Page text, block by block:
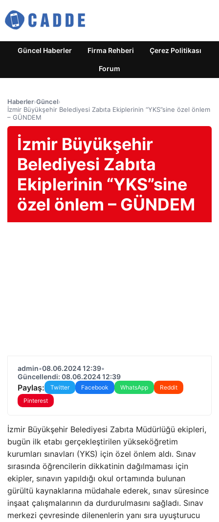
Güncel Haberler Firma Rehberi Çerez Politikası
Forum
Haberler›Güncel›
İzmir Büyükşehir Belediyesi Zabıta Ekiplerinin “YKS”sine özel önlem
– GÜNDEM
İzmir Büyükşehir
Belediyesi Zabıta
Ekiplerinin “YKS”sine
özel önlem – GÜNDEM
admin•08.06.2024 12:39•
Güncellendi: 08.06.2024 12:39
Paylaş: Twitter Facebook WhatsApp
Reddit
Pinterest
İzmir Büyükşehir Belediyesi Zabıta Müdürlüğü ekipleri,
bugün ilk etabı gerçekleştirilen yükseköğretim
kurumları sınavları (YKS) için özel önlem aldı. Sınav
sırasında öğrencilerin dikkatinin dağılmaması için
ekipler, sınavın yapıldığı okul ortamında bulunan
gürültü kaynaklarına müdahale ederek, sınav süresince
inşaat çalışmalarının da durdurulmasını sağladı. Sınav
merkezi çevresinde dilenenlerin yanı sıra uyuşturucu